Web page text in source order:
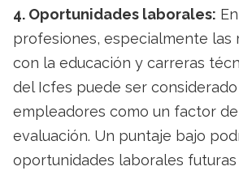
4. Oportunidades laborales:
profesiones, especialmente las
con la educación y carreras
del Icfes puede ser
empleadores como un factor
evaluación. Un puntaje bajo
oportunidades laborales